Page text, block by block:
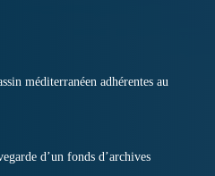
méditerranéen adhérentes au
d’un fonds d’archives